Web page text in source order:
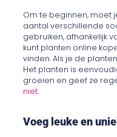
Om te beginnen, moet
aantal verschillende
gebruiken, afhankelijk
kunt planten online
vinden. Als je de
Het planten is
groeien en geef ze
niet.
Voeg leuke en